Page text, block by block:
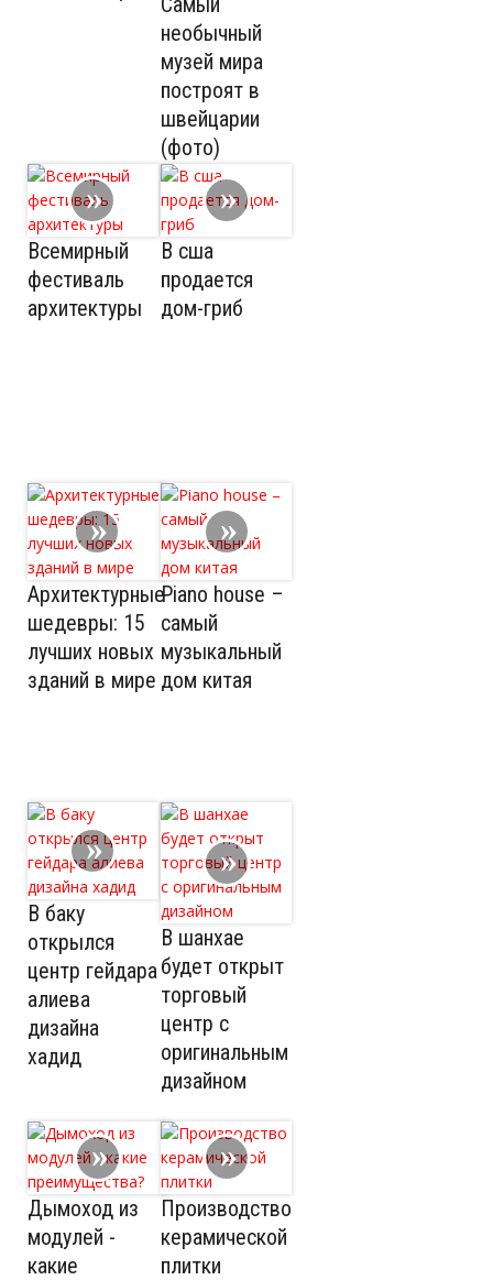
необычный
музей мира
построят в
швейцарии
(фото)
Всемирный
фестиваль
архитектуры
В сша
продается
дом-гриб
Архитектурные
шедевры: 15
лучших новых
зданий в мире
Piano house –
самый
музыкальный
дом китая
В баку
открылся
центр гейдара
алиева
дизайна
хадид
В шанхае
будет открыт
торговый
центр с
оригинальным
дизайном
Дымоход из
модулей -
какие
Производство
керамической
плитки